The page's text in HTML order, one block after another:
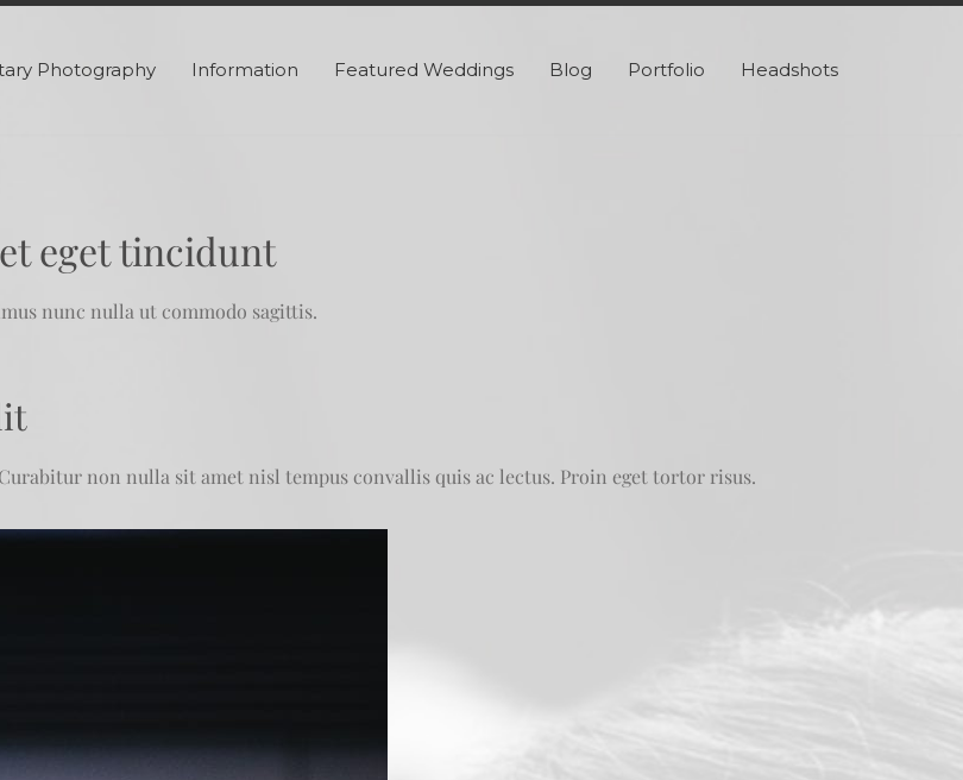
Photography Information Featured Weddings Blog Portfolio Headshots
eget tincidunt
nunc nulla ut commodo sagittis.
non nulla sit amet nisl tempus convallis quis ac lectus. Proin eget tortor risus.